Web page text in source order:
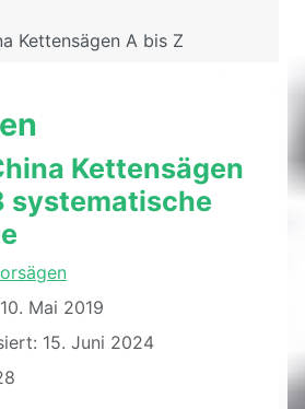
Kettensägen A bis Z
Kettensägen
systematische
Mai 2019
15. Juni 2024